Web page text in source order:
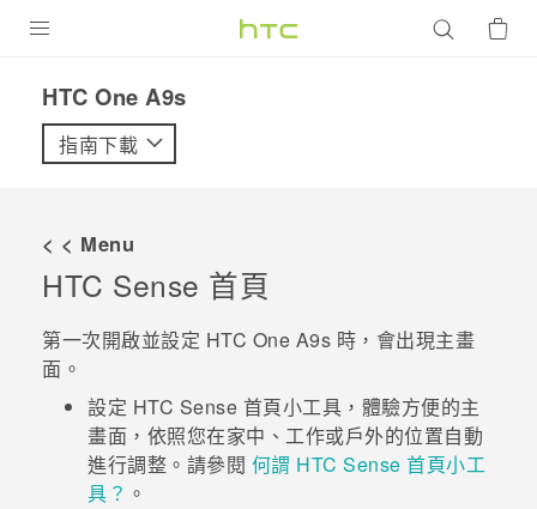
VIVE
優惠專區
焦點訊息
校園專案
銷售門市
銷售通路
支援服務
HTC One A9s‎
指南下載
< < Menu
HTC Sense 首頁
第一次開啟並設定 HTC One A9s 時，會出現主畫
面 。
設定 HTC Sense 首頁小工具，體驗方便的主
畫面，依照您在家中、工作或戶外的位置自動
進行調整。請參閱 何謂 HTC Sense 首頁小工
具？ 。